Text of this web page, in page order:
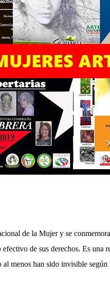
de la Mujer y se
de sus derechos. Es una
menos han sido invisible